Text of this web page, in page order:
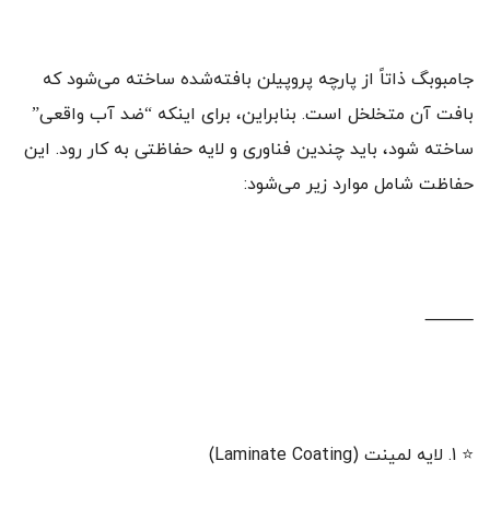
جامبوبگ ذاتاً از پارچه پروپیلن بافته‌شده ساخته می‌شود که
بافت آن متخلخل است. بنابراین، برای اینکه “ضد آب واقعی”
ساخته شود، باید چندین فناوری و لایه حفاظتی به کار رود. این
حفاظت شامل موارد زیر می‌شود:
⸻
⭐ 1. لایه لمینت (Laminate Coating)